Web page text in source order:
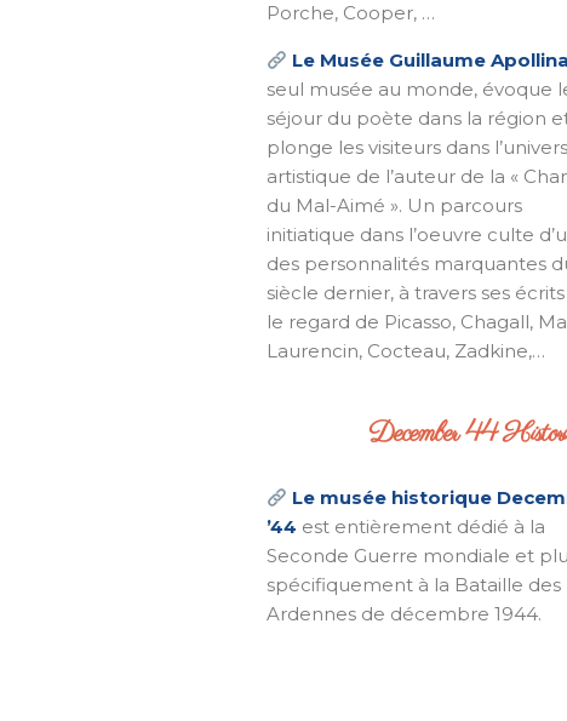
Porche, Cooper, …
Le Musée Guillaume
seul musée au monde, évoque
séjour du poète dans la région
plonge les visiteurs dans l’univers
artistique de l’auteur de la «
du Mal-Aimé ». Un parcours
initiatique dans l’oeuvre culte
des personnalités marquantes
siècle dernier, à travers ses
le regard de Picasso, Chagall,
Laurencin, Cocteau, Zadkine,…
December 44
Le musée historique
’44 est entièrement dédié à la
Seconde Guerre mondiale et
spécifiquement à la Bataille des
Ardennes de décembre 1944.